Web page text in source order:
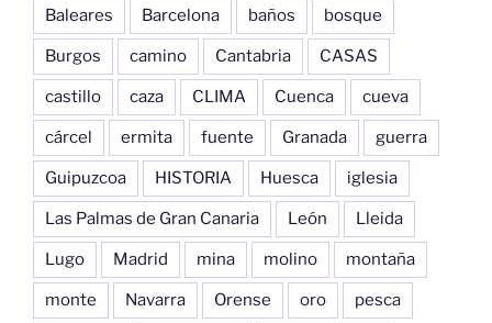
Baleares Barcelona baños bosque
Burgos camino Cantabria CASAS
castillo caza CLIMA Cuenca cueva
cárcel ermita fuente Granada guerra
Guipuzcoa HISTORIA Huesca iglesia
Las Palmas de Gran Canaria León Lleida
Lugo Madrid mina molino montaña
monte Navarra Orense oro pesca